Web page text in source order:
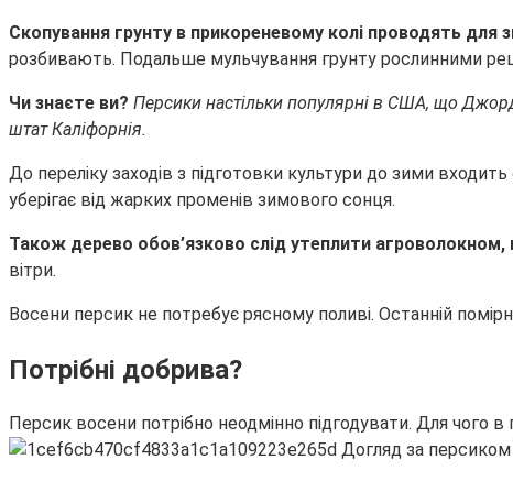
Скопування грунту в прикореневому колі проводять для
розбивають. Подальше мульчування грунту рослинними
Чи знаєте ви? Персики настільки популярні в США, що
штат Каліфорнія.
До переліку заходів з підготовки культури до зими
уберігає від жарких променів зимового сонця.
Також дерево обов’язково слід утеплити
вітри.
Восени персик не потребує рясному поливі. Останній
Потрібні добрива?
Персик восени потрібно неодмінно підгодувати. Для чого в